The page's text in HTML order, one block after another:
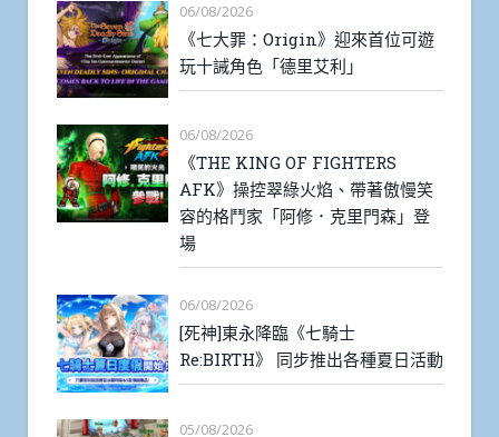
06/08/2026
《七大罪：Origin》迎來首位可遊
玩十誡角色「德里艾利」
06/08/2026
《THE KING OF FIGHTERS
AFK》操控翠綠火焰、帶著傲慢笑
容的格鬥家「阿修．克里門森」登
場
06/08/2026
[死神]東永降臨《七騎士
Re:BIRTH》 同步推出各種夏日活動
05/08/2026